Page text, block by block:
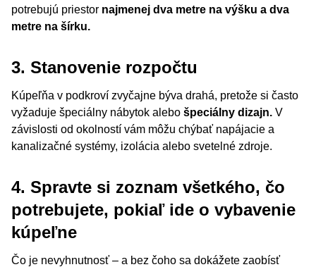
potrebujú priestor najmenej dva metre na výšku a dva
metre na šírku.
3. Stanovenie rozpočtu
Kúpeľňa v podkroví zvyčajne býva drahá, pretože si často
vyžaduje špeciálny nábytok alebo špeciálny dizajn. V
závislosti od okolností vám môžu chýbať napájacie a
kanalizačné systémy, izolácia alebo svetelné zdroje.
4. Spravte si zoznam všetkého, čo
potrebujete, pokiaľ ide o vybavenie
kúpeľne
Čo je nevyhnutnosť – a bez čoho sa dokážete zaobísť